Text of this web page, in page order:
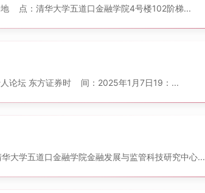
点：清华大学五道口金融学院4号楼102阶梯...
人论坛 东方证券 时 间：2025年1月7日19：...
大学五道口金融学院金融发展与监管科技研究中心 ...